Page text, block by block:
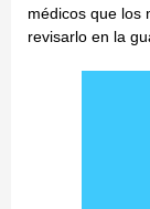
médicos que los
revisarlo en la